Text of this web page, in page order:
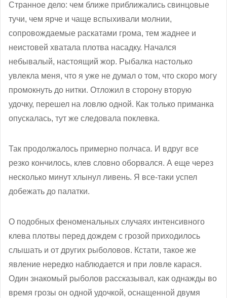
Странное дело: чем ближе приближались свинцовые
тучи, чем ярче и чаще вспыхивали молнии,
сопровождаемые раскатами грома, тем жаднее и
неистовей хватала плотва насадку. Начался
небывалый, настоящий жор. Рыбалка настолько
увлекла меня, что я уже не думал о том, что скоро могу
промокнуть до нитки. Отложил в сторону вторую
удочку, перешел на ловлю одной. Как только приманка
опускалась, тут же следовала поклевка.
Так продолжалось примерно полчаса. И вдруг все
резко кончилось, клев словно оборвался. А еще через
несколько минут хлынул ливень. Я все-таки успел
добежать до палатки.
О подобных феноменальных случаях интенсивного
клева плотвы перед дождем с грозой приходилось
слышать и от других рыболовов. Кстати, такое же
явление нередко наблюдается и при ловле карася.
Один знакомый рыболов рассказывал, как однажды во
время грозы он одной удочкой, оснащенной двумя